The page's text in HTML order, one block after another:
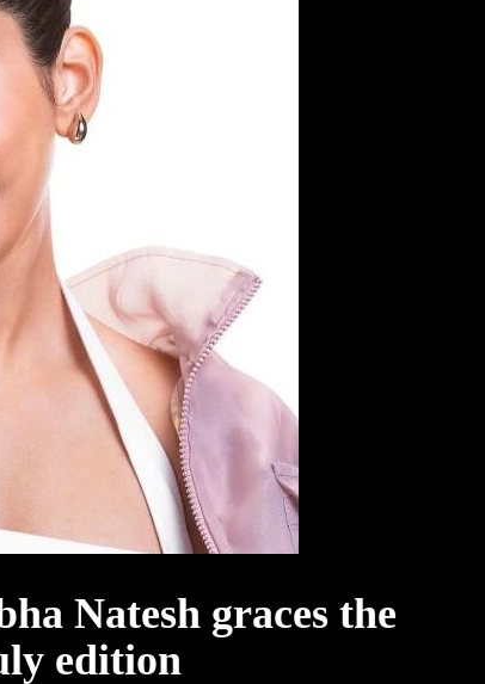
Natesh graces the
edition